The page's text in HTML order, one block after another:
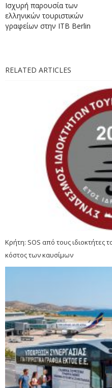
Ισχυρή παρουσία των
ελληνικών τουριστικών
γραφείων στην ITB Berlin
RELATED ARTICLES
Κρήτη: SOS από τους ιδιοκτήτες
κόστος των καυσίμων